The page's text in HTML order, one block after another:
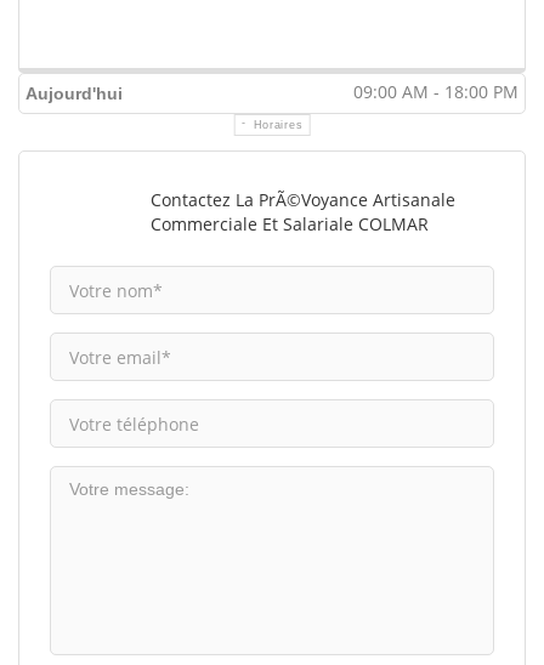
Aujourd'hui 09:00 AM - 18:00 PM
Horaires
Contactez La PrÃ©voyance Artisanale
Commerciale Et Salariale COLMAR